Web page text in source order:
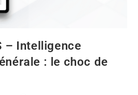
– Intelligence
: le choc de